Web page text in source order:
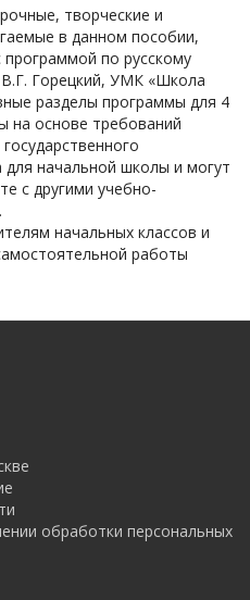
творческие и
в данном пособии,
по русскому
Горецкий, УМК «Школа
разделы программы для 4
на основе требований
для начальной школы и могут
с другими учебно-
начальных классов и
работы
обработки персональных